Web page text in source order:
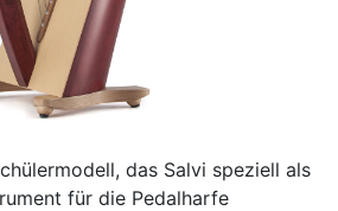
das Salvi speziell als
für die Pedalharfe